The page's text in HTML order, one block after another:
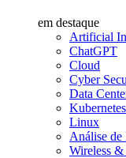
em destaque
Artificial
ChatGPT
Cloud
Cyber
Data
Linux
Análise de
Wireless